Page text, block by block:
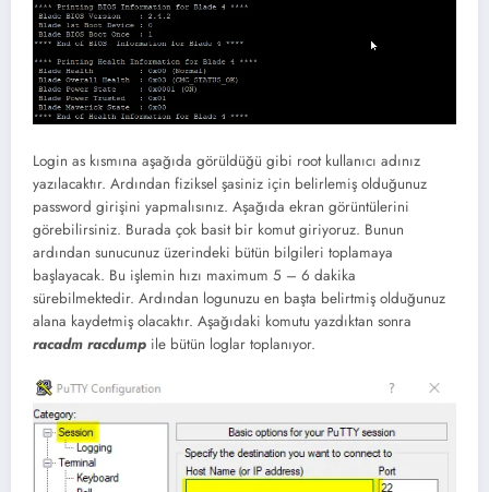
Login as kısmına aşağıda görüldüğü gibi root kullanıcı adınız
yazılacaktır. Ardından fiziksel şasiniz için belirlemiş olduğunuz
password girişini yapmalısınız. Aşağıda ekran görüntülerini
görebilirsiniz. Burada çok basit bir komut giriyoruz. Bunun
ardından sunucunuz üzerindeki bütün bilgileri toplamaya
başlayacak. Bu işlemin hızı maximum 5 – 6 dakika
sürebilmektedir. Ardından logunuzu en başta belirtmiş olduğunuz
alana kaydetmiş olacaktır. Aşağıdaki komutu yazdıktan sonra
racadm racdump ile bütün loglar toplanıyor.